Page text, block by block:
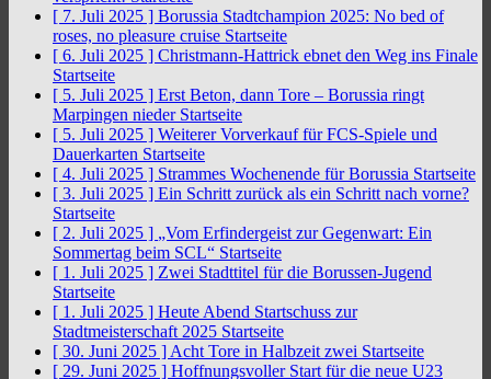
[ 7. Juli 2025 ] Borussia Stadtchampion 2025: No bed of
roses, no pleasure cruise Startseite
[ 6. Juli 2025 ] Christmann-Hattrick ebnet den Weg ins Finale
Startseite
[ 5. Juli 2025 ] Erst Beton, dann Tore – Borussia ringt
Marpingen nieder Startseite
[ 5. Juli 2025 ] Weiterer Vorverkauf für FCS-Spiele und
Dauerkarten Startseite
[ 4. Juli 2025 ] Strammes Wochenende für Borussia Startseite
[ 3. Juli 2025 ] Ein Schritt zurück als ein Schritt nach vorne?
Startseite
[ 2. Juli 2025 ] „Vom Erfindergeist zur Gegenwart: Ein
Sommertag beim SCL“ Startseite
[ 1. Juli 2025 ] Zwei Stadttitel für die Borussen-Jugend
Startseite
[ 1. Juli 2025 ] Heute Abend Startschuss zur
Stadtmeisterschaft 2025 Startseite
[ 30. Juni 2025 ] Acht Tore in Halbzeit zwei Startseite
[ 29. Juni 2025 ] Hoffnungsvoller Start für die neue U23